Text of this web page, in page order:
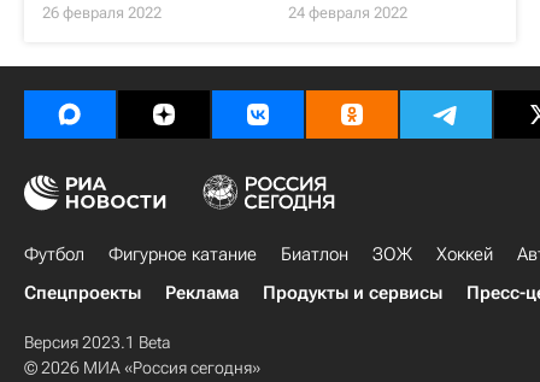
26 февраля 2022 24 февраля 2022
Футбол Фигурное катание Биатлон ЗОЖ Хоккей
Спецпроекты
Реклама Продукты и сервисы Пресс-
Версия 2023.1 Beta
© 2026 МИА «Россия сегодня»